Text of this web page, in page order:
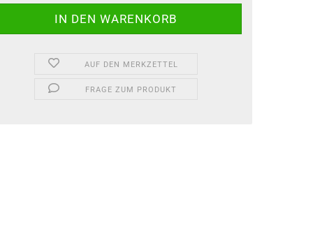
AUF DEN MERKZETTEL
FRAGE ZUM PRODUKT